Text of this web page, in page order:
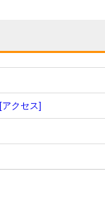
[アクセス]